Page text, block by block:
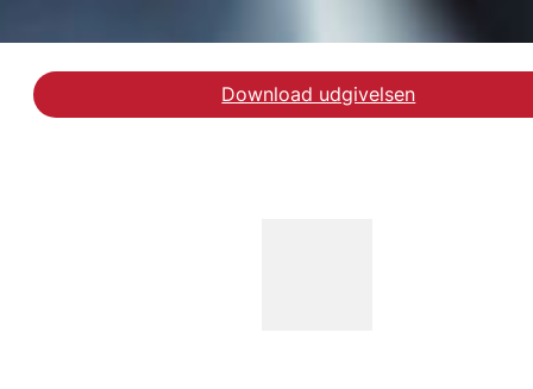
Download udgivelsen
Hent rapporten